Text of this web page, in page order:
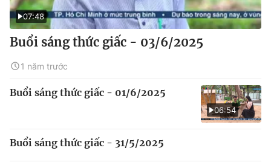
07:48
Buổi sáng thức giấc - 03/6/2025
1 năm trước
06:54
Buổi sáng thức giấc - 01/6/2025
Buổi sáng thức giấc - 31/5/2025